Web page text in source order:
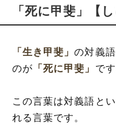
「死に甲斐」【し
「生き甲斐」の対義
のが 「死に甲斐」 です
この言葉は対義語と
れる言葉です。